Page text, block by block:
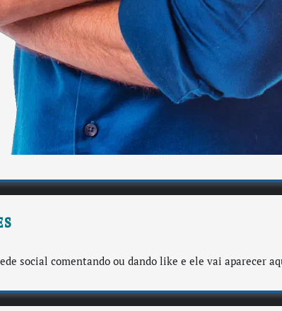
social comentando ou dando like e ele vai aparecer